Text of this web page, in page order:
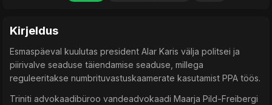
Kirjeldus
Esmaspäeval kuulutas president Alar Karis välja politsei ja
piirivalve seaduse täiendamise seaduse, millega
reguleeritakse numbrituvastuskaamerate kasutamist PPA töös.
Triniti advokaadibüroo vandeadvokaadi Maarja Pild-Freibergi